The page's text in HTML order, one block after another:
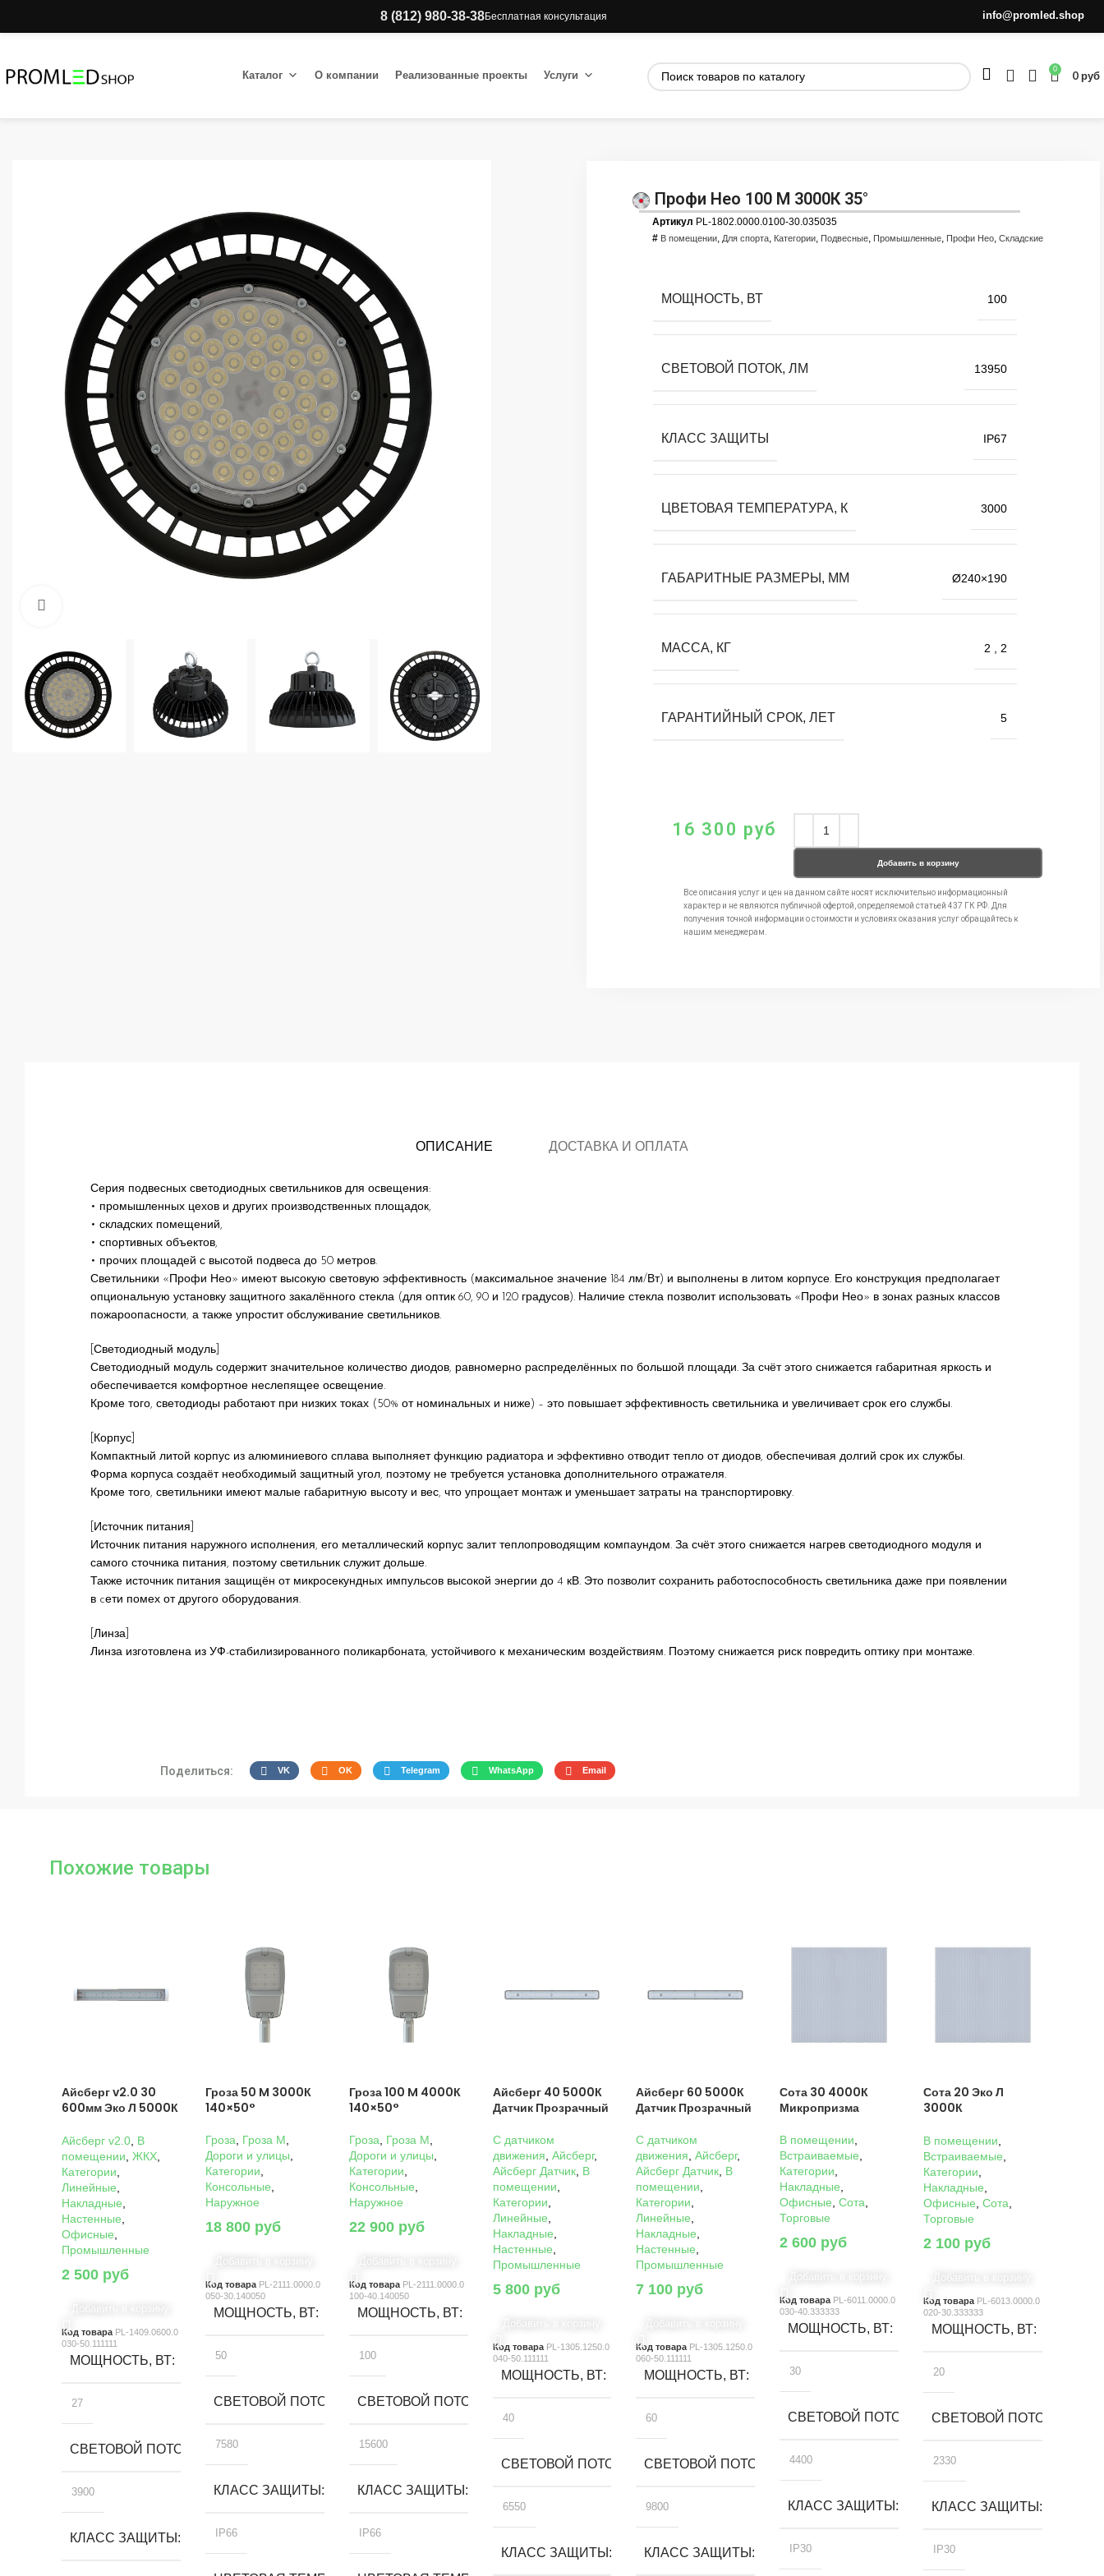
8 (812) 980-38-38Бесплатная консультация info@promled.shop
Каталог О компании Реализованные проекты Услуги 0 0руб
Профи Нео 100 M 3000К 35°
Артикул PL-1802.0000.0100-30.035035
# В помещении Для спорта Категории Подвесные Промышленные Профи Нео ,Складские
МОЩНОСТЬ, ВТ 100
СВЕТОВОЙ ПОТОК, ЛМ 13950
КЛАСС ЗАЩИТЫ IP67
ЦВЕТОВАЯ ТЕМПЕРАТУРА, К 3000
ГАБАРИТНЫЕ РАЗМЕРЫ, ММ Ø240×190
МАССА, КГ 2 2
ГАРАНТИЙНЫЙ СРОК, ЛЕТ 5
16 300 руб
Добавить в корзину
Все описания услуг и цен на данном сайте носят исключительно информационный
характер и не являются публичной офертой, определяемой статьей 437 ГК РФ. Для
получения точной информации о стоимости и условиях оказания услуг обращайтесь к
нашим менеджерам.
ОПИСАНИЕ ДОСТАВКА И ОПЛАТА
Серия подвесных светодиодных светильников для освещения:
• промышленных цехов и других производственных площадок,
• складских помещений,
• спортивных объектов,
• прочих площадей с высотой подвеса до 50 метров.
Светильники «Профи Нео» имеют высокую световую эффективность (максимальное значение 184 лм/Вт) и выполнены в литом корпусе. Его конструкция предполагает
опциональную установку защитного закалённого стекла (для оптик 60, 90 и 120 градусов). Наличие стекла позволит использовать «Профи Нео» в зонах разных классов
пожароопасности, а также упростит обслуживание светильников.
[Светодиодный модуль]
Светодиодный модуль содержит значительное количество диодов, равномерно распределённых по большой площади. За счёт этого снижается габаритная яркость и
обеспечивается комфортное неслепящее освещение.
Кроме того, светодиоды работают при низких токах (50% от номинальных и ниже) – это повышает эффективность светильника и увеличивает срок его службы.
[Корпус]
Компактный литой корпус из алюминиевого сплава выполняет функцию радиатора и эффективно отводит тепло от диодов, обеспечивая долгий срок их службы.
Форма корпуса создаёт необходимый защитный угол, поэтому не требуется установка дополнительного отражателя.
Кроме того, светильники имеют малые габаритную высоту и вес, что упрощает монтаж и уменьшает затраты на транспортировку.
[Источник питания]
Источник питания наружного исполнения, его металлический корпус залит теплопроводящим компаундом. За счёт этого снижается нагрев светодиодного модуля и
самого сточника питания, поэтому светильник служит дольше.
Также источник питания защищён от микросекундных импульсов высокой энергии до 4 кВ. Это позволит сохранить работоспособность светильника даже при появлении
в cети помех от другого оборудования.
[Линза]
Линза изготовлена из УФ-стабилизированного поликарбоната, устойчивого к механическим воздействиям. Поэтому снижается риск повредить оптику при монтаже.
Поделиться: VK OK Telegram WhatsApp Email
Похожие товары
Айсберг v2.0 30
600мм Эко Л 5000К
Айсберг v2.0 В
помещении ЖКХ
Категории
Линейные
Накладные
Настенные
Офисные
Промышленные
2 500 руб
Код товара PL-1409.0600.0
030-50.111111
МОЩНОСТЬ, ВТ
27
СВЕТОВОЙ ПОТОК, ЛМ
3900
КЛАСС ЗАЩИТЫ
Гроза 50 M 3000К
140×50°
Гроза Гроза M
Дороги и улицы
Категории
Консольные
Наружное
18 800 руб
Код товара PL-2111.0000.0
050-30.140050
МОЩНОСТЬ, ВТ
50
СВЕТОВОЙ ПОТОК, ЛМ
7580
КЛАСС ЗАЩИТЫ
IP66
Гроза 100 M 4000К
140×50°
Гроза Гроза M
Дороги и улицы
Категории
Консольные
Наружное
22 900 руб
Код товара PL-2111.0000.0
100-40.140050
МОЩНОСТЬ, ВТ
100
СВЕТОВОЙ ПОТОК, ЛМ
15600
КЛАСС ЗАЩИТЫ
IP66
Айсберг 40 5000К
Датчик Прозрачный
C датчиком
движения Айсберг,
Айсберг Датчик, В
помещении
Категории
Линейные
Накладные
Настенные
Промышленные
5 800 руб
Код товара PL-1305.1250.0
040-50.111111
МОЩНОСТЬ, ВТ
40
СВЕТОВОЙ ПОТОК, ЛМ
6550
КЛАСС ЗАЩИТЫ
Айсберг 60 5000К
Датчик Прозрачный
C датчиком
движения ,Айсберг,
Айсберг Датчик В
помещении
Категории
Линейные
Накладные
Настенные
Промышленные
7 100 руб
Код товара PL-1305.1250.0
060-50.111111
МОЩНОСТЬ, ВТ
60
СВЕТОВОЙ ПОТОК, ЛМ
9800
КЛАСС ЗАЩИТЫ
Сота 30 4000К
Микропризма
В помещении
Встраиваемые
Категории
Накладные
Офисные ,Сота
Торговые
2 600 руб
Код товара PL-6011.0000.0
030-40.333333
МОЩНОСТЬ, ВТ
30
СВЕТОВОЙ ПОТОК, ЛМ
4400
КЛАСС ЗАЩИТЫ
IP30
Сота 20 Эко Л
3000К
В помещении
Встраиваемые
Категории
Накладные
Офисные ,Сота
Торговые
2 100 руб
Код товара PL-6013.0000.0
020-30.333333
МОЩНОСТЬ, ВТ
20
СВЕТОВОЙ ПОТОК, ЛМ
2330
КЛАСС ЗАЩИТЫ
IP30